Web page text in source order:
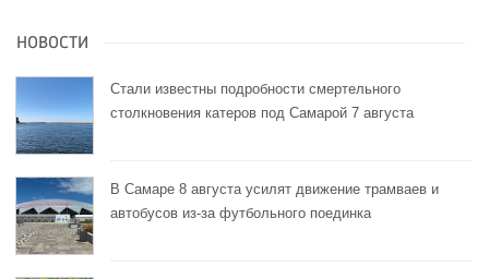
НОВОСТИ
Стали известны подробности смертельного
столкновения катеров под Самарой 7 августа
В Самаре 8 августа усилят движение трамваев и
автобусов из-за футбольного поединка